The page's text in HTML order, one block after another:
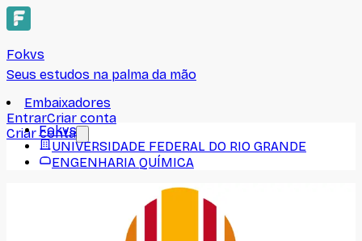
Fokvs
Seus estudos na palma da mão
Embaixadores
EntrarCriar conta
Criar conta
Fokvs
UNIVERSIDADE FEDERAL DO RIO GRANDE
ENGENHARIA QUÍMICA